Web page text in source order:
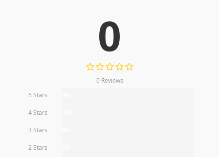
0
0 Reviews
5 Stars
4 Stars
3 Stars
2 Stars